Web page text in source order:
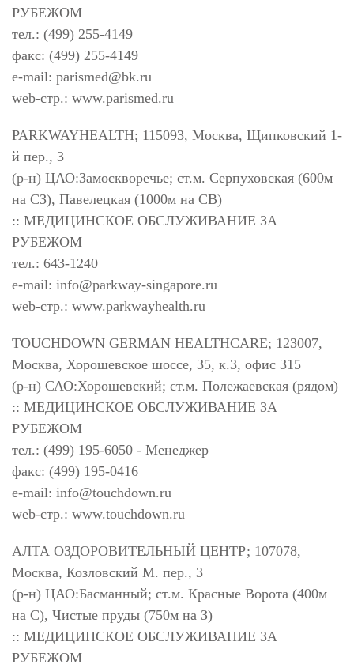
РУБЕЖОМ
тел.: (499) 255-4149
факс: (499) 255-4149
e-mail: parismed@bk.ru
web-стр.: www.parismed.ru
PARKWAYHEALTH; 115093, Москва, Щипковский 1-
й пер., 3
(р-н) ЦАО:Замоскворечье; ст.м. Серпуховская (600м
на СЗ), Павелецкая (1000м на СВ)
:: МЕДИЦИНСКОЕ ОБСЛУЖИВАНИЕ ЗА
РУБЕЖОМ
тел.: 643-1240
e-mail: info@parkway-singapore.ru
web-стр.: www.parkwayhealth.ru
TOUCHDOWN GERMAN HEALTHCARE; 123007,
Москва, Хорошевское шоссе, 35, к.3, офис 315
(р-н) САО:Хорошевский; ст.м. Полежаевская (рядом)
:: МЕДИЦИНСКОЕ ОБСЛУЖИВАНИЕ ЗА
РУБЕЖОМ
тел.: (499) 195-6050 - Менеджер
факс: (499) 195-0416
e-mail: info@touchdown.ru
web-стр.: www.touchdown.ru
АЛТА ОЗДОРОВИТЕЛЬНЫЙ ЦЕНТР; 107078,
Москва, Козловский М. пер., 3
(р-н) ЦАО:Басманный; ст.м. Красные Ворота (400м
на С), Чистые пруды (750м на З)
:: МЕДИЦИНСКОЕ ОБСЛУЖИВАНИЕ ЗА
РУБЕЖОМ